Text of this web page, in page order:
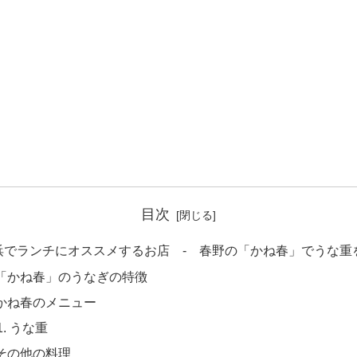
目次
でランチにオススメするお店 - 春野の「かね春」でうな重
かね春」のうなぎの特徴
ね春のメニュー
うな重
の他の料理